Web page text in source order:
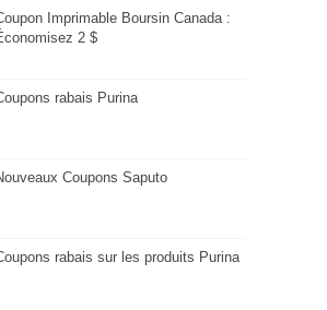
Imprimable Boursin Canada :
2 $
rabais Purina
Coupons Saputo
rabais sur les produits Purina